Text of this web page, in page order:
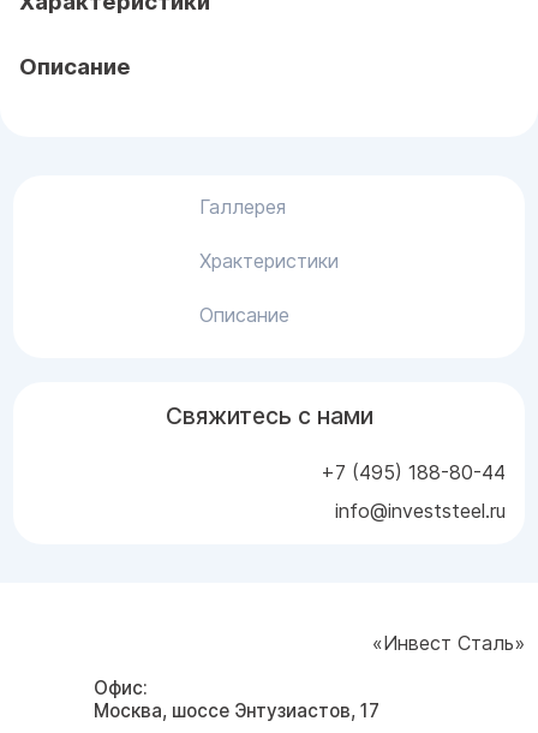
Описание
Галлерея
Храктеристики
Описание
Свяжитесь с нами
+7 (495) 188-80-44
info@investsteel.ru
«Инвест Сталь»
Офис:
Москва, шоссе Энтузиастов, 17